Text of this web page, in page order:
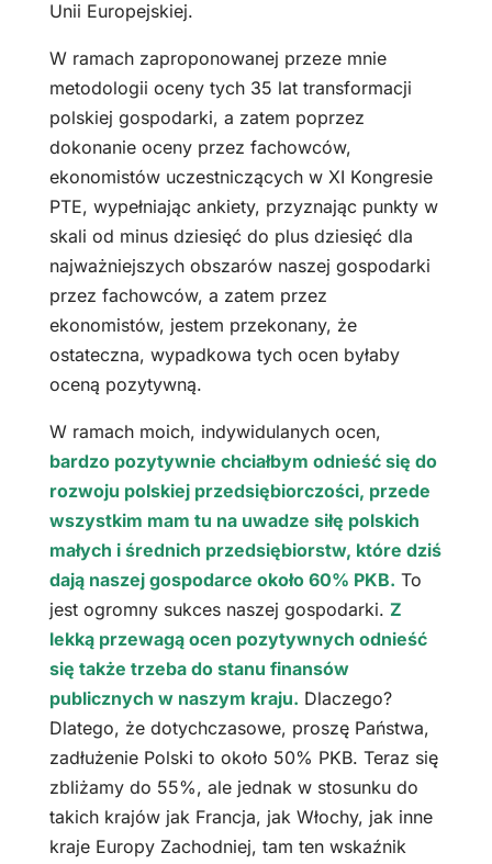
Unii Europejskiej.
W ramach zaproponowanej przeze mnie
metodologii oceny tych 35 lat transformacji
polskiej gospodarki, a zatem poprzez
dokonanie oceny przez fachowców,
ekonomistów uczestniczących w XI Kongresie
PTE, wypełniając ankiety, przyznając punkty w
skali od minus dziesięć do plus dziesięć dla
najważniejszych obszarów naszej gospodarki
przez fachowców, a zatem przez
ekonomistów, jestem przekonany, że
ostateczna, wypadkowa tych ocen byłaby
oceną pozytywną.
W ramach moich, indywidulanych ocen,
bardzo pozytywnie chciałbym odnieść się do
rozwoju polskiej przedsiębiorczości, przede
wszystkim mam tu na uwadze siłę polskich
małych i średnich przedsiębiorstw, które dziś
dają naszej gospodarce około 60% PKB. To
jest ogromny sukces naszej gospodarki. Z
lekką przewagą ocen pozytywnych odnieść
się także trzeba do stanu finansów
publicznych w naszym kraju. Dlaczego?
Dlatego, że dotychczasowe, proszę Państwa,
zadłużenie Polski to około 50% PKB. Teraz się
zbliżamy do 55%, ale jednak w stosunku do
takich krajów jak Francja, jak Włochy, jak inne
kraje Europy Zachodniej, tam ten wskaźnik